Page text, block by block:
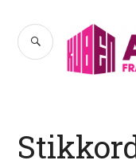
innhold
SØK